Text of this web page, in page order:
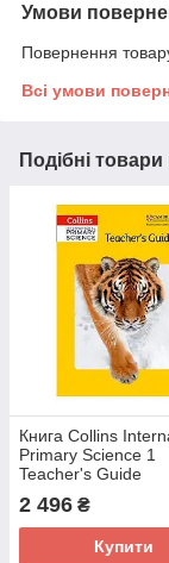
Умови
Повернення
Всі умови
Подібні товари
Книга Collins
Primary Science 1
Teacher's Guide
(9780007586103)
2 496 ₴
Купити